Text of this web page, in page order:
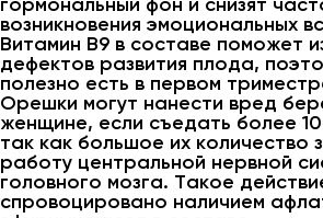
возникновения эмоциональных
Витамин В9 в составе поможет
дефектов развития плода,
полезно есть в первом
Орешки могут нанести вред
женщине, если съедать более
так как большое их количество
работу центральной нервной
головного мозга. Такое
спровоцировано наличием